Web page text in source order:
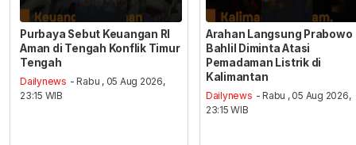
Purbaya Sebut Keuangan RI
Aman di Tengah Konflik Timur
Tengah
Dailynews - Rabu , 05 Aug 2026,
23:15 WIB
Arahan Langsung Prabowo
Bahlil Diminta Atasi
Pemadaman Listrik di
Kalimantan
Dailynews - Rabu , 05 Aug 2026,
23:15 WIB